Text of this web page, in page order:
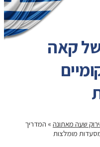
של קאה
שעה מאתונה » המדריך
מומלצות